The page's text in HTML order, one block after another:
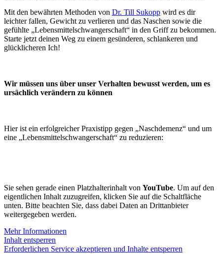
Mit den bewährten Methoden von Dr. Till Sukopp wird es dir
leichter fallen, Gewicht zu verlieren und das Naschen sowie die
gefühlte „Lebensmittelschwangerschaft“ in den Griff zu bekommen.
Starte jetzt deinen Weg zu einem gesünderen, schlankeren und
glücklicheren Ich!
Wir müssen uns über unser Verhalten bewusst werden, um es
ursächlich verändern zu können
Hier ist ein erfolgreicher Praxistipp gegen „Naschdemenz“ und um
eine „Lebensmittelschwangerschaft“ zu reduzieren:
Sie sehen gerade einen Platzhalterinhalt von YouTube. Um auf den
eigentlichen Inhalt zuzugreifen, klicken Sie auf die Schaltfläche
unten. Bitte beachten Sie, dass dabei Daten an Drittanbieter
weitergegeben werden.
Mehr Informationen
Inhalt entsperren
Erforderlichen Service akzeptieren und Inhalte entsperren